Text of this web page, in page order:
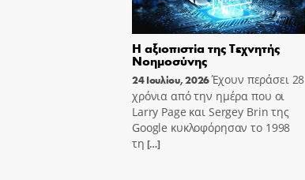
Η αξιοπιστία της Τεχνητής
Νοημοσύνης
24 Ιουλίου, 2026Έχουν περάσει 28
χρόνια από την ημέρα που οι
Larry Page και Sergey Brin της
Google κυκλοφόρησαν το 1998
τη […]